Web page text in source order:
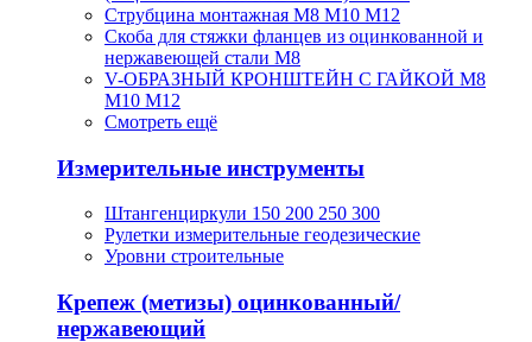
Струбцина монтажная М8 М10 М12
Скоба для стяжки фланцев из оцинкованной и
нержавеющей стали М8
V-ОБРАЗНЫЙ КРОНШТЕЙН С ГАЙКОЙ М8
М10 М12
Смотреть ещё
Измерительные инструменты
Штангенциркули 150 200 250 300
Рулетки измерительные геодезические
Уровни строительные
Крепеж (метизы) оцинкованный/
нержавеющий